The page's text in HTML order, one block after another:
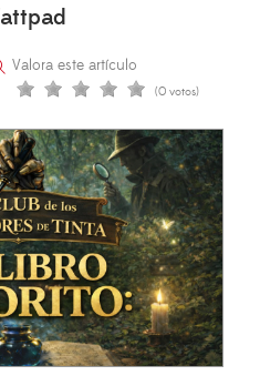
Valora este artículo
(0 votos)